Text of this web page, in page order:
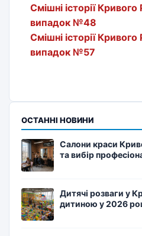
Смішні історії
випадок №48
Смішні історії
випадок №57
ОСТАННІ НОВИНИ
Салони краси
та вибір
Дитячі розваги у
дитиною у 2026